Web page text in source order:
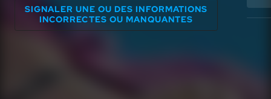
SIGNALER UNE OU DES INFORMATIONS
INCORRECTES OU MANQUANTES